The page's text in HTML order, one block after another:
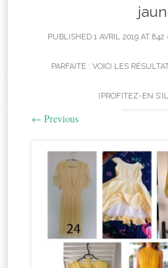
PUBLISHED 1 AVRIL 2019 AT 842
PARFAITE : VOICI LES
(PROFITEZ-EN
← Previous